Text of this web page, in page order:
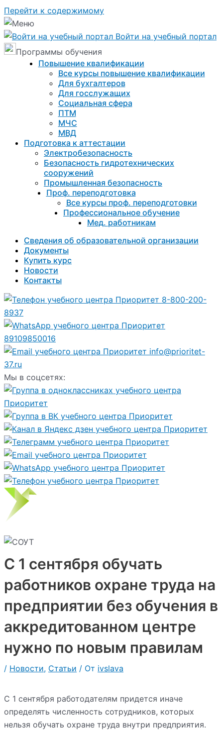
Перейти к содержимому
Войти на учебный портал
Программы обучения
Повышение квалификации
Все курсы повышение квалификации
Для бухгалтеров
Для госслужащих
Социальная сфера
ПТМ
МЧС
МВД
Подготовка к aттестации
Электробезопасность
Безопасность гидротехнических
сооружений
Промышленная безопасность
Проф. переподготовка
Все курсы проф. переподготовки
Профессиональное обучение
Мед. работникам
Сведения об образовательной организации
Документы
Купить курс
Новости
Контакты
8-800-200-
8937
89109850016
info@prioritet-
37.ru
Мы в соцсетях:
С 1 сентября обучать
работников охране труда на
предприятии без обучения в
аккредитованном центре
нужно по новым правилам
/ Новости, Статьи / От ivslava
С 1 сентября работодателям придется иначе
определять численность сотрудников, которых
нельзя обучать охране труда внутри предприятия.